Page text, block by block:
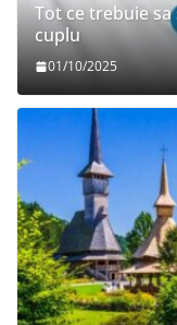
Tot ce trebuie
cuplu
01/10/2025